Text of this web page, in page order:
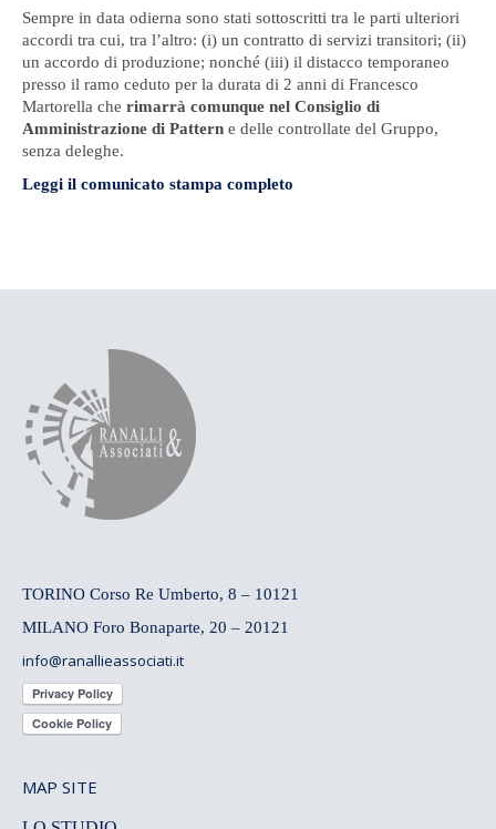
Sempre in data odierna sono stati sottoscritti tra le parti ulteriori
accordi tra cui, tra l’altro: (i) un contratto di servizi transitori; (ii)
un accordo di produzione; nonché (iii) il distacco temporaneo
presso il ramo ceduto per la durata di 2 anni di Francesco
Martorella che rimarrà comunque nel Consiglio di
Amministrazione di Pattern e delle controllate del Gruppo,
senza deleghe.
Leggi il comunicato stampa completo
TORINO Corso Re Umberto, 8 – 10121
MILANO Foro Bonaparte, 20 – 20121
info@ranallieassociati.it
MAP SITE